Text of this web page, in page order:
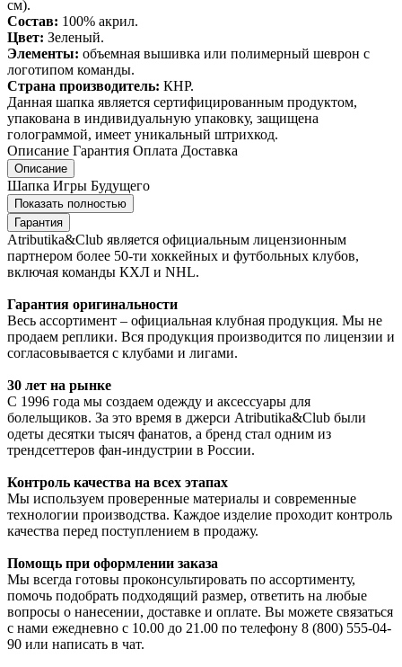
см).
Состав: 100% акрил.
Цвет: Зеленый.
Элементы: объемная вышивка или полимерный шеврон с
логотипом команды.
Страна производитель: КНР.
Данная шапка является сертифицированным продуктом,
упакована в индивидуальную упаковку, защищена
голограммой, имеет уникальный штрихкод.
Описание Гарантия Оплата Доставка
Описание
Шапка Игры Будущего
Показать полностью
Гарантия
Atributika&Club является официальным лицензионным
партнером более 50-ти хоккейных и футбольных клубов,
включая команды КХЛ и NHL.
Гарантия оригинальности
Весь ассортимент – официальная клубная продукция. Мы не
продаем реплики. Вся продукция производится по лицензии и
согласовывается с клубами и лигами.
30 лет на рынке
С 1996 года мы создаем одежду и аксессуары для
болельщиков. За это время в джерси Atributika&Club были
одеты десятки тысяч фанатов, а бренд стал одним из
трендсеттеров фан-индустрии в России.
Контроль качества на всех этапах
Мы используем проверенные материалы и современные
технологии производства. Каждое изделие проходит контроль
качества перед поступлением в продажу.
Помощь при оформлении заказа
Мы всегда готовы проконсультировать по ассортименту,
помочь подобрать подходящий размер, ответить на любые
вопросы о нанесении, доставке и оплате. Вы можете связаться
с нами ежедневно с 10.00 до 21.00 по телефону 8 (800) 555-04-
90 или написать в чат.